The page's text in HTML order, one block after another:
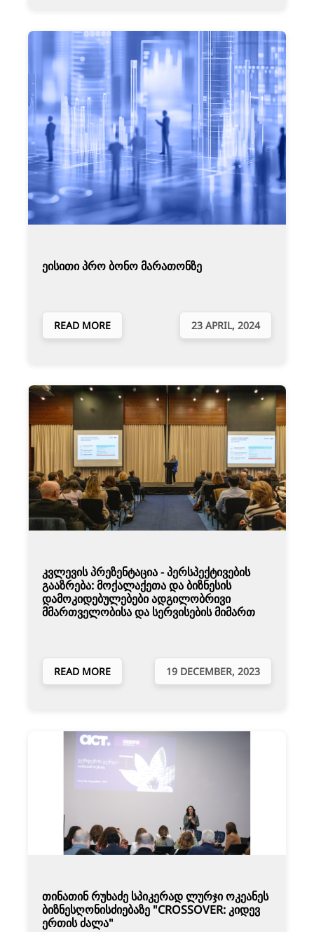
ეისითი პრო ბონო მარათონზე
READ MORE 23 APRIL, 2024
კვლევის პრეზენტაცია - პერსპექტივების
გააზრება: მოქალაქეთა და ბიზნესის
დამოკიდებულებები ადგილობრივი
მმართველობისა და სერვისების მიმართ
READ MORE 19 DECEMBER, 2023
თინათინ რუხაძე სპიკერად ლურჯი ოკეანეს
ბიზნესღონისძიებაზე "CROSSOVER: კიდევ
ერთის ძალა"